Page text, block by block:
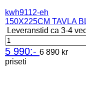
kwh9112-eh
150X225CM TAVLA
Leveranstid ca 3-4
5 990:- 6 890 kr
priseti